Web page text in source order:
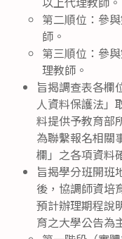
第二順位：參
師。
第三順位：參
理教師。
旨揭調查表各欄
人資料保護法」
料提供予教育部
為聯繫報名相關
欄」之各項資料
旨揭學分班開班
後，協調師資培
預計辦理期程說
育之大學公告為